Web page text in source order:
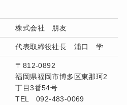
株式会社 朋友
代表取締役社長 浦口 学
〒812-0892
福岡県福岡市博多区東那珂2
丁目3番54号
TEL 092-483-0069